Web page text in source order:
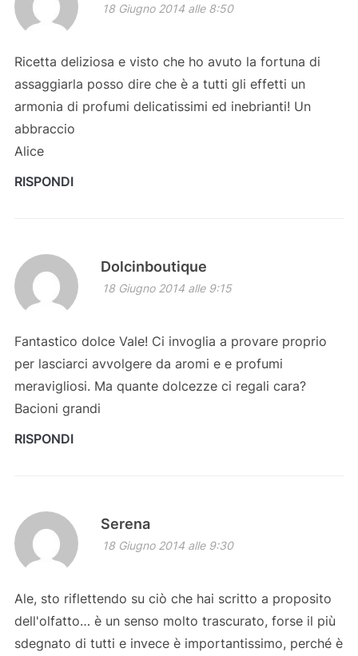
18 Giugno 2014 alle 8:50
Ricetta deliziosa e visto che ho avuto la fortuna di
assaggiarla posso dire che è a tutti gli effetti un
armonia di profumi delicatissimi ed inebrianti! Un
abbraccio
Alice
RISPONDI
Dolcinboutique
18 Giugno 2014 alle 9:15
Fantastico dolce Vale! Ci invoglia a provare proprio
per lasciarci avvolgere da aromi e e profumi
meravigliosi. Ma quante dolcezze ci regali cara?
Bacioni grandi
RISPONDI
Serena
18 Giugno 2014 alle 9:30
Ale, sto riflettendo su ciò che hai scritto a proposito
dell'olfatto… è un senso molto trascurato, forse il più
sdegnato di tutti e invece è importantissimo, perché è